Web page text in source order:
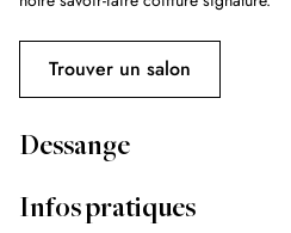
Trouver un salon
Dessange
Infos pratiques